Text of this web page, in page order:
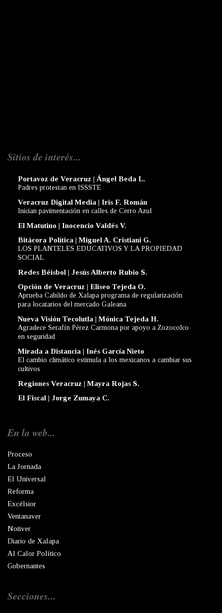
Sitios de interés...
Portavoz de Veracruz | Ángel Beda L.
Padres protestan en ISSSTE
Veracruz Digital Media | Iris F. Román
Inician pavimentación en calles de Cerro Azul
El Matutino | Inocencio Valdés V.
Bitácora Política | Miguel A. Cristiani G.
LOS PLANTELES EDUCATIVOS Y LA PROPIEDAD
SOCIAL
Redes Béisbol | Jesús Alberto Rubio S.
Opción de Veracruz | Eliseo Tejeda O.
Aprueba Cabildo de Xalapa programa de regularización
para locatarios del mercado Galeana
Nueva Visión Tecolutla | Mónica Tejeda H.
Agradece Serafín Pérez Carmona por apoyo a Zozocolco
en seguridad
Mirada a Distancia | Inés García Nieto
El cambio climático estimula a los mexicanos a cambiar sus
cultivos
Regiones Veracruz | Mayra Rojas S.
El Fiscal | Jorge Zumaya C.
En la web...
Proceso
La Jornada
El Universal
Reforma
Excélsior
Ventanaver
Notiver
Diario de Xalapa
Al Calor Político
Gobernantes
Secciones...